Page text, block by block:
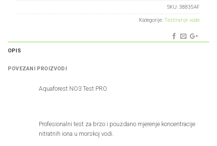
SKU: 38835AF
Kategorije: Testiranje vode
OPIS
POVEZANI PROIZVODI
Aquaforest NO3 Test PRO
Profesionalni test za brzo i pouzdano mjerenje koncentracije
nitratnih iona u morskoj vodi.